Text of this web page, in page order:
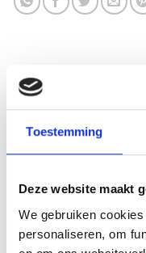
Toestemming
Deze website maakt
We gebruiken
personaliseren, om
BESCHRIJVING
AANVULLENDE
afbeelding, logo of
onderstaande menu